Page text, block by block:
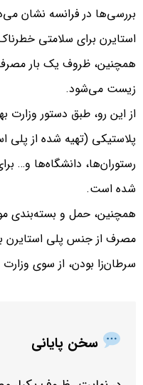
بررسی‌ها در فرانسه نشان
استایرن برای سلامتی
همچنین، ظروف یک‌ بار
زیست می‌شود.
از این رو، طبق دستور
پلاستیکی (تهیه شده از پلی
رستوران‌ها، دانشگاه‌ها و…
شده است.
همچنین، حمل و بسته‌بندی
مصرف از جنس پلی استایرن
سرطان‌زا بودن، از سوی
سخن پایانی